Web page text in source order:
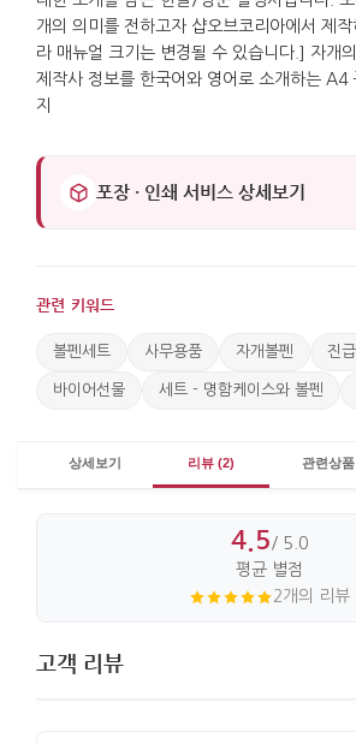
포장 · 인쇄 서비스 상세보기
관련 키워드
볼펜세트 사무용품 자개볼펜 진
바이어선물 세트 - 명함케이스와 볼펜
상세보기 리뷰 (2) 관련상품
4.5/ 5.0
평균 별점
2개의 리뷰
고객 리뷰